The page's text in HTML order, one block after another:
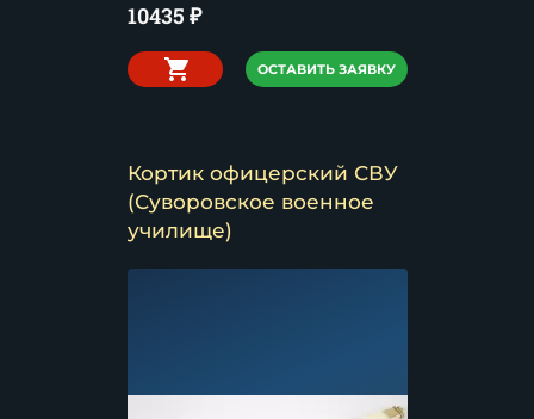
10435 ₽
ОСТАВИТЬ ЗАЯВКУ
Кортик офицерский СВУ
(Суворовское военное
училище)